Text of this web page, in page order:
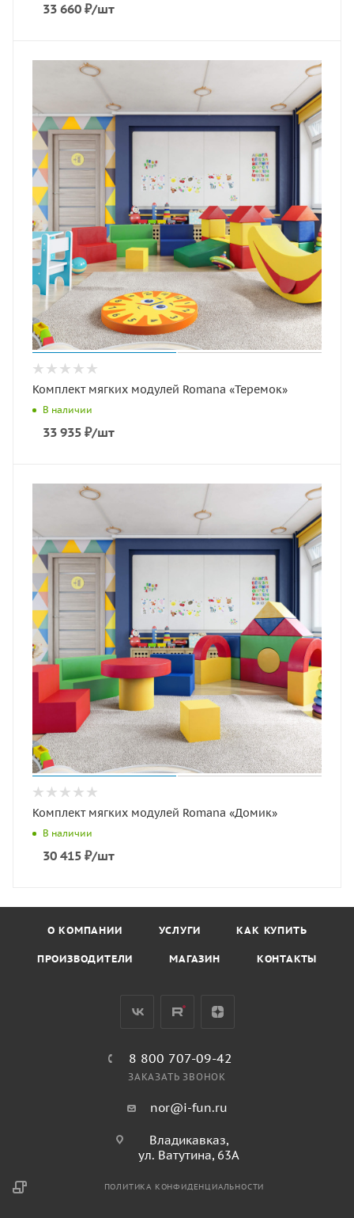
33 660 ₽/шт
Комплект мягких модулей Romana «Теремок»
В наличии
33 935 ₽/шт
Комплект мягких модулей Romana «Домик»
В наличии
30 415 ₽/шт
О КОМПАНИИ УСЛУГИ КАК КУПИТЬ
ПРОИЗВОДИТЕЛИ МАГАЗИН КОНТАКТЫ
8 800 707-09-42
ЗАКАЗАТЬ ЗВОНОК
nor@i-fun.ru
Владикавказ,
ул. Ватутина, 63А
ПОЛИТИКА КОНФИДЕНЦИАЛЬНОСТИ